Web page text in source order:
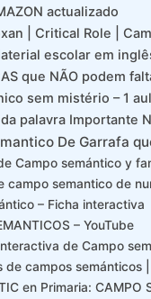
actualizado
| Critical Role |
escolar em
que NÃO podem
sem mistério – 1
palavra Importante
De Garrafa
Campo semántico y
campo semantico de
– Ficha interactiva
– YouTube
de Campo
de campos
en Primaria: CAMPO